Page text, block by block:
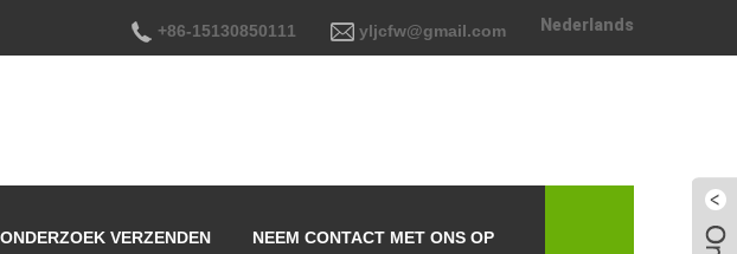
+86-15130850111 yljcfw@gmail.com Nederlands
ONDERZOEK VERZENDEN NEEM CONTACT MET ONS OP